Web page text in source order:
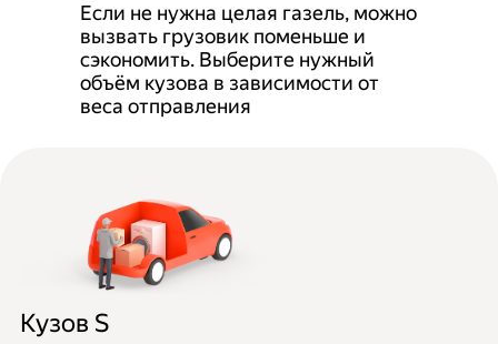
Если не нужна целая газель, можно
вызвать грузовик поменьше и
сэкономить. Выберите нужный
объём кузова в зависимости от
веса отправления
Кузов S